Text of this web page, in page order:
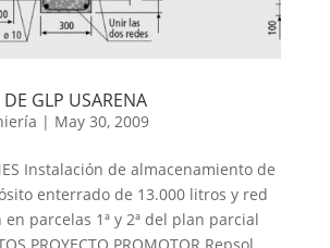
GLP USARENA
| May 30, 2009
Instalación de almacenamiento de
enterrado de 13.000 litros y red
parcelas 1ª y 2ª del plan parcial